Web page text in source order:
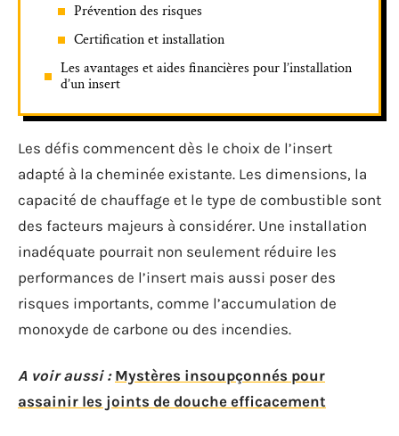
Prévention des risques
Certification et installation
Les avantages et aides financières pour l’installation
d’un insert
Les défis commencent dès le choix de l’insert
adapté à la cheminée existante. Les dimensions, la
capacité de chauffage et le type de combustible sont
des facteurs majeurs à considérer. Une installation
inadéquate pourrait non seulement réduire les
performances de l’insert mais aussi poser des
risques importants, comme l’accumulation de
monoxyde de carbone ou des incendies.
A voir aussi : Mystères insoupçonnés pour
assainir les joints de douche efficacement